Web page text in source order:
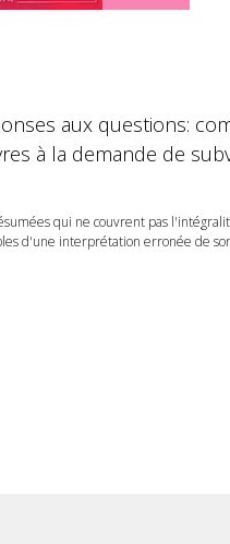
aux questions:
à la demande de
qui ne couvrent pas
d'une interprétation erronée de